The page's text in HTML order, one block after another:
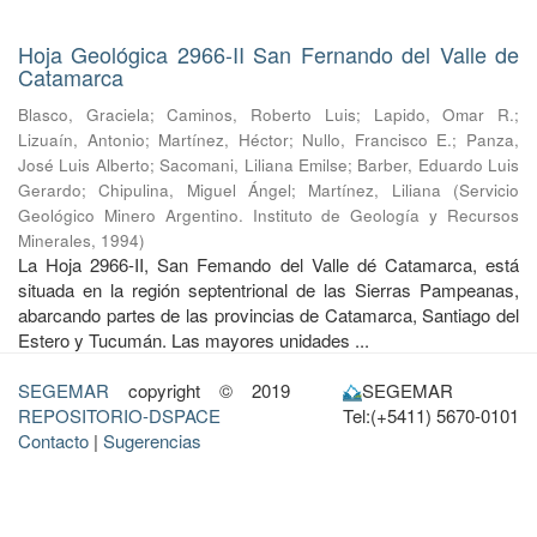
Hoja Geológica 2966-II San Fernando del Valle de
Catamarca
Blasco, Graciela;Caminos, Roberto Luis; Lapido, Omar R.;
Lizuaín, Antonio; Martínez, Héctor; Nullo, Francisco E.; Panza,
José Luis Alberto;Sacomani, Liliana Emilse; Barber, Eduardo Luis
Gerardo;Chipulina, Miguel Ángel; Martínez, Liliana (Servicio
Geológico Minero Argentino. Instituto de Geología y Recursos
Minerales, 1994)
La Hoja 2966-II, San Femando del Valle dé Catamarca, está
situada en la región septentrional de las Sierras Pampeanas,
abarcando partes de las provincias de Catamarca, Santiago del
Estero y Tucumán. Las mayores unidades ...
SEGEMAR copyright © 2019
REPOSITORIO-DSPACE
Contacto | Sugerencias
SEGEMAR
Tel:(+5411) 5670-0101